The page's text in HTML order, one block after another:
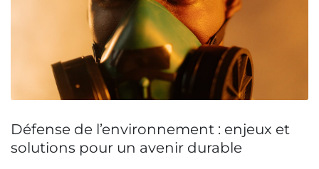
Défense de l’environnement : enjeux et
solutions pour un avenir durable